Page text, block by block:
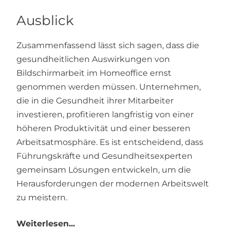
Ausblick
Zusammenfassend lässt sich sagen, dass die
gesundheitlichen Auswirkungen von
Bildschirmarbeit im Homeoffice ernst
genommen werden müssen. Unternehmen,
die in die Gesundheit ihrer Mitarbeiter
investieren, profitieren langfristig von einer
höheren Produktivität und einer besseren
Arbeitsatmosphäre. Es ist entscheidend, dass
Führungskräfte und Gesundheitsexperten
gemeinsam Lösungen entwickeln, um die
Herausforderungen der modernen Arbeitswelt
zu meistern.
Weiterlesen...